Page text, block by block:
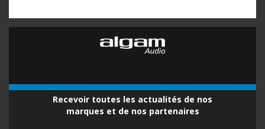
Recevoir toutes les actualités de nos
marques et de nos partenaires